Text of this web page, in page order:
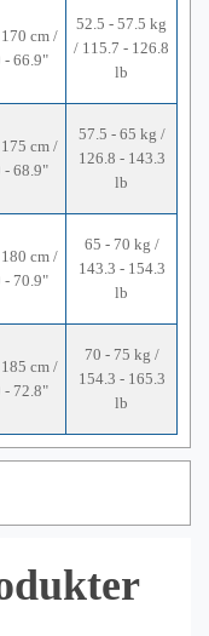
cm /
- 66.9"
52.5 - 57.5 kg
/ 115.7 - 126.8
lb
cm /
- 68.9"
57.5 - 65 kg /
126.8 - 143.3
lb
cm /
- 70.9"
65 - 70 kg /
143.3 - 154.3
lb
cm /
- 72.8"
70 - 75 kg /
154.3 - 165.3
lb